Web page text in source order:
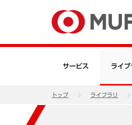
サービス ライブ
トップ ライブラリ